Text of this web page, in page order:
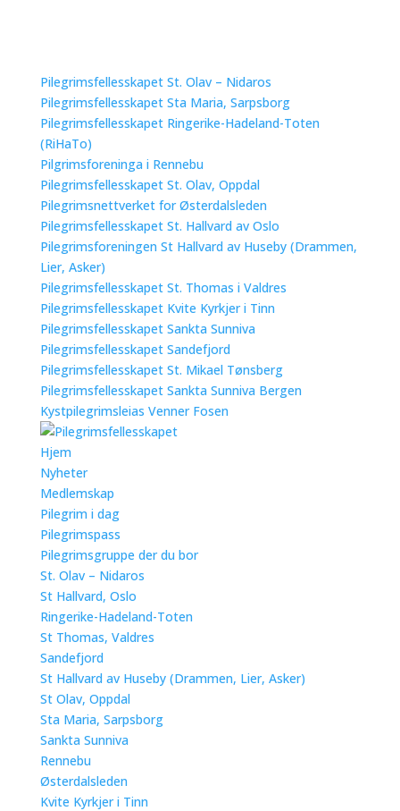
Pilegrimsfellesskapet St. Olav – Nidaros
Pilegrimsfellesskapet Sta Maria, Sarpsborg
Pilegrimsfellesskapet Ringerike-Hadeland-Toten
(RiHaTo)
Pilgrimsforeninga i Rennebu
Pilegrimsfellesskapet St. Olav, Oppdal
Pilegrimsnettverket for Østerdalsleden
Pilegrimsfellesskapet St. Hallvard av Oslo
Pilegrimsforeningen St Hallvard av Huseby (Drammen,
Lier, Asker)
Pilegrimsfellesskapet St. Thomas i Valdres
Pilegrimsfellesskapet Kvite Kyrkjer i Tinn
Pilegrimsfellesskapet Sankta Sunniva
Pilegrimsfellesskapet Sandefjord
Pilegrimsfellesskapet St. Mikael Tønsberg
Pilegrimsfellesskapet Sankta Sunniva Bergen
Kystpilegrimsleias Venner Fosen
Hjem
Nyheter
Medlemskap
Pilegrim i dag
Pilegrimspass
Pilegrimsgruppe der du bor
St. Olav – Nidaros
St Hallvard, Oslo
Ringerike-Hadeland-Toten
St Thomas, Valdres
Sandefjord
St Hallvard av Huseby (Drammen, Lier, Asker)
St Olav, Oppdal
Sta Maria, Sarpsborg
Sankta Sunniva
Rennebu
Østerdalsleden
Kvite Kyrkjer i Tinn